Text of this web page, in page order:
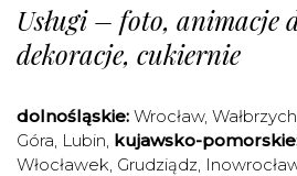
Usługi – foto, animacje
dekoracje, cukiernie
dolnośląskie: Wrocław, Wałbrzych
Góra, Lubin, kujawsko-
Włocławek, Grudziądz,